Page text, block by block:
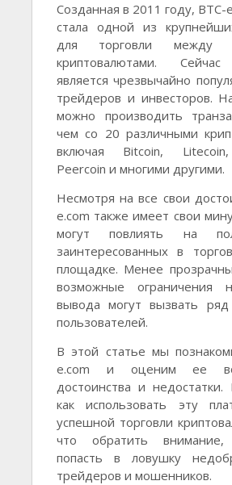
Созданная в 2011 году, BTC-
стала одной из
для торговли между
криптовалютами. Сейчас
является чрезвычайно
трейдеров и инвесторов.
можно производить
чем со 20 различными
включая Bitcoin,
Peercoin и многими другими.
Несмотря на все свои
e.com также имеет свои
могут повлиять на
заинтересованных в
площадке. Менее
возможные ограничения
вывода могут вызвать
пользователей.
В этой статье мы
e.com и оценим ее
достоинства и
как использовать эту
успешной торговли
что обратить
попасть в ловушку
трейдеров и мошенников.